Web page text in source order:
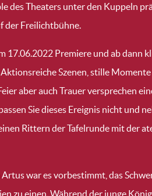
des Theaters unter den Kuppeln
der Freilichtbühne.
17.06.2022 Premiere und ab dann
Szenen, stille
aber auch Trauer versprechen
Sie dieses Ereignis nicht und
Rittern der Tafelrunde mit der
war es vorbestimmt, das
zu einen. Während der junge